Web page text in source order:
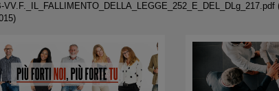
VV.F._IL_FALLIMENTO_DELLA_LEGGE_252_E_DEL_DLg_217.pdf